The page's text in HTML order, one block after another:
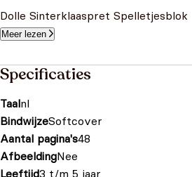
Dolle Sinterklaaspret Spelletjesblok
Meer lezen
Specificaties
Taalnl
BindwijzeSoftcover
Aantal pagina's48
AfbeeldingNee
Leeftijd3 t/m 5 jaar